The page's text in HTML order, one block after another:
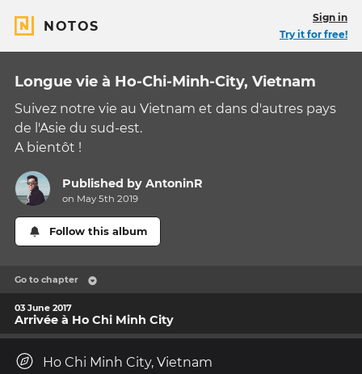
NOTOS
Sign in
Try it for free!
Longue vie à Ho-Chi-Minh-City, Vietnam
Suivez notre vie au Vietnam et dans d'autres pays
de l'Asie du sud-est.
A bientôt !
Published byAntoninR
on May 5th 2019
Follow this album
Go to chapter
03 June 2017
Arrivée à Ho Chi Minh City
Ho Chi Minh City, Vietnam